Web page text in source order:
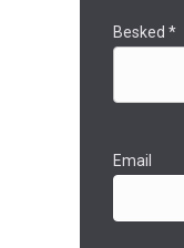
Besked *
Email